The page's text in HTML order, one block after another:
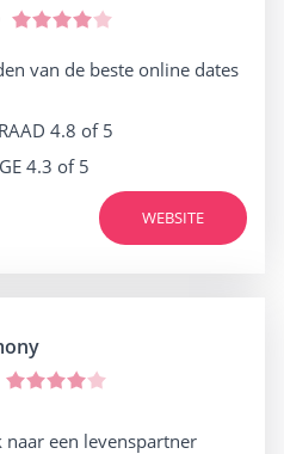
van de beste online dates
4.8 of 5
4.3 of 5
WEBSITE
naar een levenspartner